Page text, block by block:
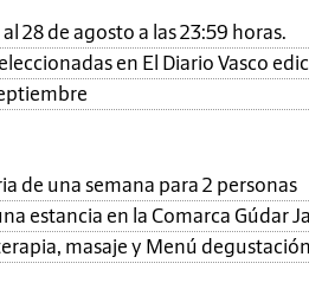
28 de agosto a las 23:59 horas.
en El Diario Vasco
de una semana para 2 personas
estancia en la Comarca Gúdar
masaje y Menú